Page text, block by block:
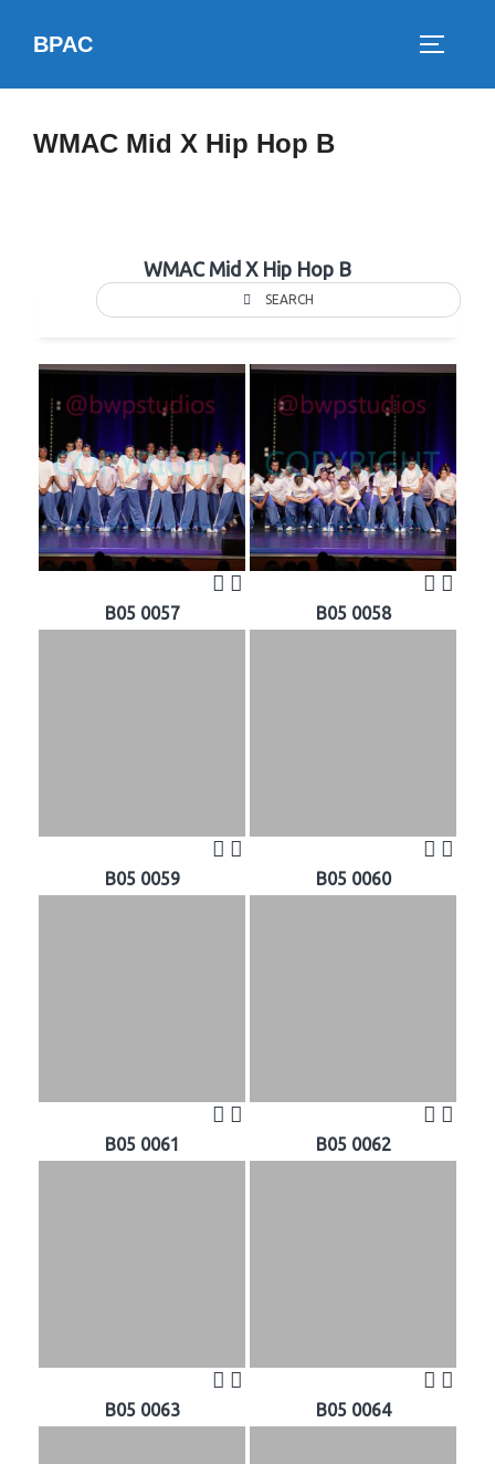
BPAC
WMAC Mid X Hip Hop B
WMAC Mid X Hip Hop B
SEARCH
B05 0057 B05 0058
B05 0059 B05 0060
B05 0061 B05 0062
B05 0063 B05 0064